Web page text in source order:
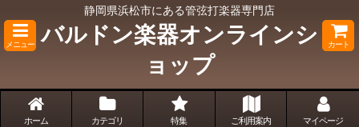
静岡県浜松市にある管弦打楽器専門店
メニュー
バルドン楽器オンラインシ
ョップ
カート
ホーム カテゴリ 特集 ご利用案内 マイページ